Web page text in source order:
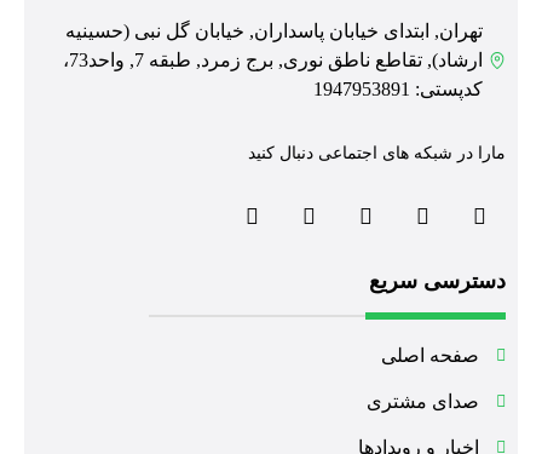
تهران, ابتدای خیابان پاسداران, خیابان گل نبی (حسینیه
ارشاد), تقاطع ناطق نوری, برج زمرد, طبقه 7, واحد73،
کدپستی: 1947953891
مارا در شبکه های اجتماعی دنبال کنید
دسترسی سریع
صفحه اصلی
صدای مشتری
اخبار و رویدادها